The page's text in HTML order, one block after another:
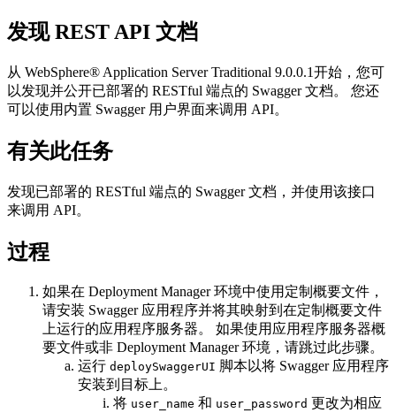
发现 REST API 文档
从 WebSphere® Application Server Traditional 9.0.0.1开始，您可
以发现并公开已部署的 RESTful 端点的 Swagger 文档。 您还
可以使用内置 Swagger 用户界面来调用 API。
有关此任务
发现已部署的 RESTful 端点的 Swagger 文档，并使用该接口
来调用 API。
过程
如果在 Deployment Manager 环境中使用定制概要文件，
请安装 Swagger 应用程序并将其映射到在定制概要文件
上运行的应用程序服务器。 如果使用应用程序服务器概
要文件或非 Deployment Manager 环境，请跳过此步骤。
运行 deploySwaggerUI 脚本以将 Swagger 应用程序
安装到目标上。
将 user_name 和 user_password 更改为相应